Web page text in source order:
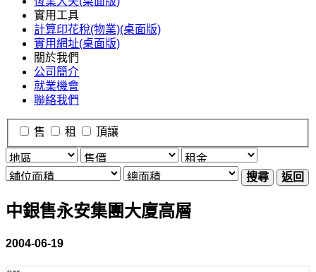
實用工具
計算印花稅(物業)(桌面版)
實用網址(桌面版)
關於我們
公司簡介
就業機會
聯絡我們
售 租 頂讓
搜尋 返回
中銀售永安集團大廈高層
2004-06-19